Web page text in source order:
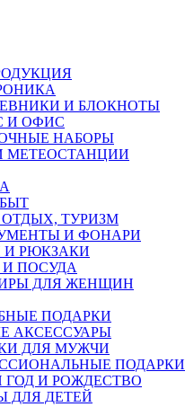
И БЛОКНОТЫ
И ОФИС
НАБОРЫ
МЕТЕОСТАНЦИИ
ОТДЫХ, ТУРИЗМ
И ФОНАРИ
РЮКЗАКИ
ПОСУДА
ДЛЯ ЖЕНЩИН
ПОДАРКИ
АКСЕССУАРЫ
ДЛЯ МУЖЧИ
ПОДАРКИ
И РОЖДЕСТВО
ДЛЯ ДЕТЕЙ